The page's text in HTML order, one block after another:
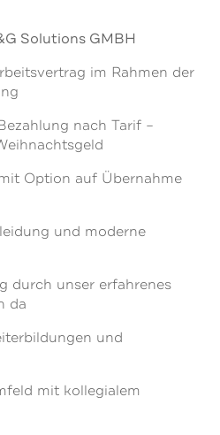
Solutions GMBH
im Rahmen der
nach Tarif –
Option auf Übernahme
und moderne
durch unser erfahrenes
da
und
mit kollegialem